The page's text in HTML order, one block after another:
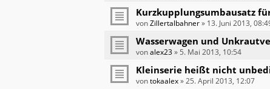
Kurzkupplungsumbausatz
vonZillertalbahner» 13. Juni 2013,
Wasserwagen und
vonalex23» 5. Mai 2013, 10:54
Kleinserie heißt nicht
vontokaalex»25. April 2013, 12:07